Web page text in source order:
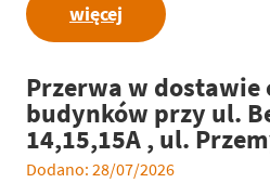
więcej
Przerwa w dostawie
budynków przy ul.
14,15,15A , ul.
Dodano: 28/07/2026